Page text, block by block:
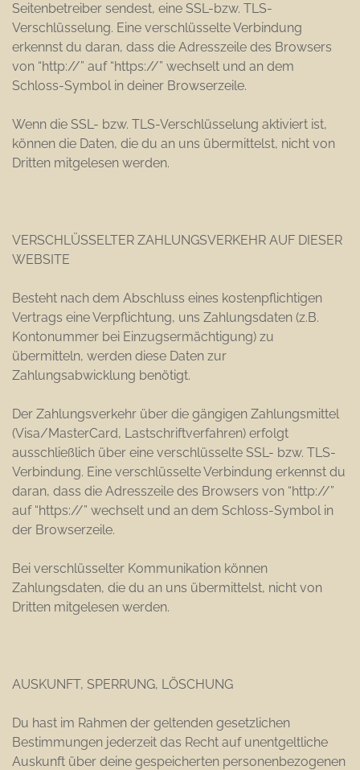
Seitenbetreiber sendest, eine SSL-bzw. TLS-
Verschlüsselung. Eine verschlüsselte Verbindung
erkennst du daran, dass die Adresszeile des Browsers
von “http://” auf “https://” wechselt und an dem
Schloss-Symbol in deiner Browserzeile.
Wenn die SSL- bzw. TLS-Verschlüsselung aktiviert ist,
können die Daten, die du an uns übermittelst, nicht von
Dritten mitgelesen werden.
VERSCHLÜSSELTER ZAHLUNGSVERKEHR AUF DIESER
WEBSITE
Besteht nach dem Abschluss eines kostenpflichtigen
Vertrags eine Verpflichtung, uns Zahlungsdaten (z.B.
Kontonummer bei Einzugsermächtigung) zu
übermitteln, werden diese Daten zur
Zahlungsabwicklung benötigt.
Der Zahlungsverkehr über die gängigen Zahlungsmittel
(Visa/MasterCard, Lastschriftverfahren) erfolgt
ausschließlich über eine verschlüsselte SSL- bzw. TLS-
Verbindung. Eine verschlüsselte Verbindung erkennst du
daran, dass die Adresszeile des Browsers von “http://”
auf “https://” wechselt und an dem Schloss-Symbol in
der Browserzeile.
Bei verschlüsselter Kommunikation können
Zahlungsdaten, die du an uns übermittelst, nicht von
Dritten mitgelesen werden.
AUSKUNFT, SPERRUNG, LÖSCHUNG
Du hast im Rahmen der geltenden gesetzlichen
Bestimmungen jederzeit das Recht auf unentgeltliche
Auskunft über deine gespeicherten personenbezogenen